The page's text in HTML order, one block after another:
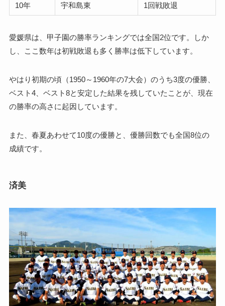
10年 宇和島東 1回戦敗退
愛媛県は、甲子園の勝率ランキングでは全国2位です。しか
し、ここ数年は初戦敗退も多く勝率は低下しています。
やはり初期の頃（1950～1960年の7大会）のうち3度の優勝、
ベスト4、ベスト8と安定した結果を残していたことが、現在
の勝率の高さに起因しています。
また、春夏あわせて10度の優勝と、優勝回数でも全国8位の
成績です。
済美